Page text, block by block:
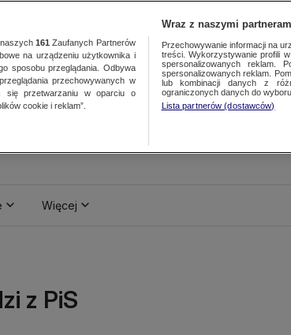
Więcej
z PiS
161 Zaufanych Partnerów
na urządzeniu użytkownika i
sposobu przeglądania. Odbywa
przechowywanych w
się przetwarzaniu w oparciu o
cookie i reklam”.
Wraz z naszymi
Przechowywanie informacji na
treści. Wykorzystywanie profili
spersonalizowanych reklam.
spersonalizowanych reklam.
lub kombinacji danych z
ograniczonych danych do
Lista partnerów (dostawców)